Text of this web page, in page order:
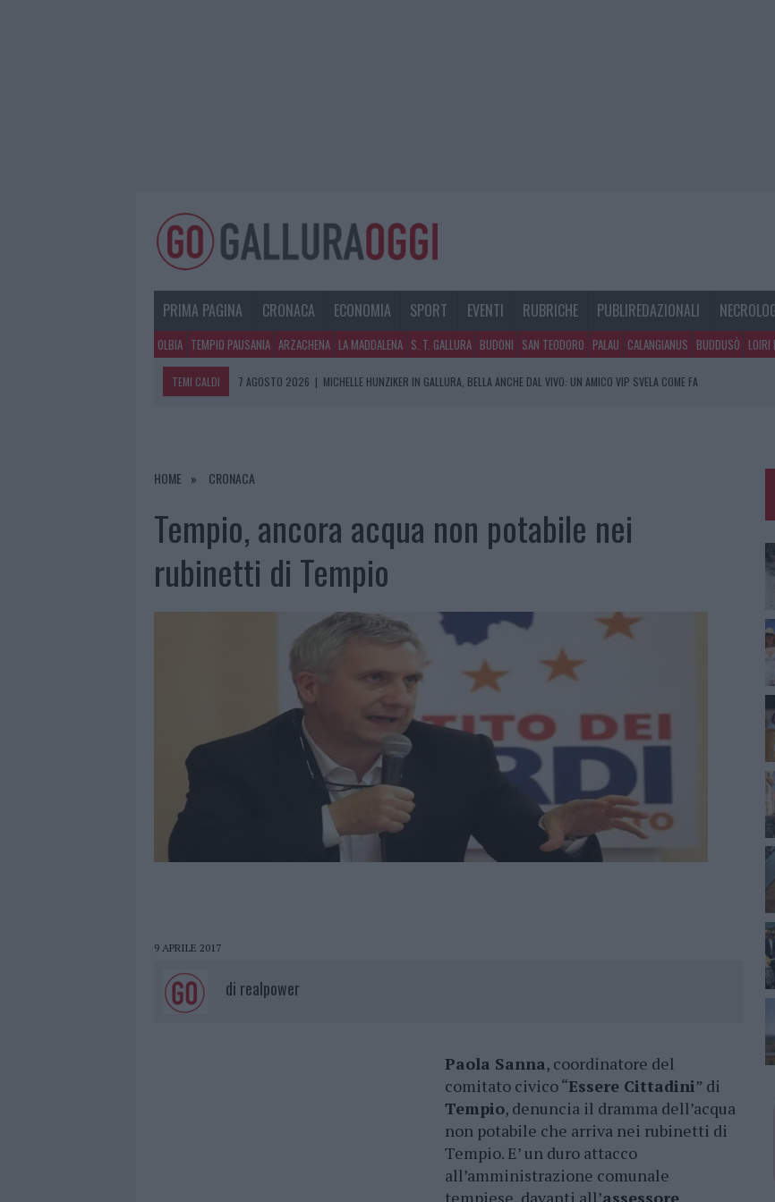
PRIMA PAGINA CRONACA ECONOMIA SPORT EVENTI RUBRICHE PUBLIREDAZIONALI
OLBIA TEMPIO PAUSANIA ARZACHENA LA MADDALENA S. T. GALLURA BUDONI SAN TEODORO PALAU CALANGIANUS BUDDUSÒ LOIRI
TEMI CALDI 7 AGOSTO 2026 | MICHELLE HUNZIKER IN GALLURA, BELLA ANCHE DAL VIVO: UN AMICO VIP SVELA COME FA
7 AGOSTO 2026
|
HOME CRONACA
Tempio, ancora acqua non potabile nei
rubinetti di Tempio
9 APRILE 2017
di realpower
Paola Sanna, coordinatore del
comitato civico “Essere Cittadini” di
Tempio, denuncia il dramma dell’acqua
non potabile che arriva nei rubinetti di
Tempio. E’ un duro attacco
all’amministrazione comunale